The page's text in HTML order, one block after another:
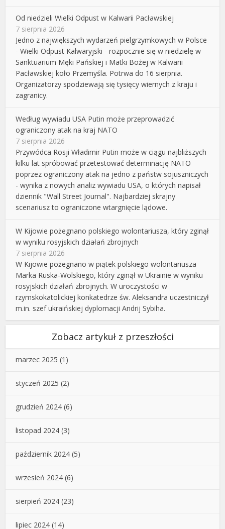
Od niedzieli Wielki Odpust w Kalwarii Pacławskiej
7 sierpnia 2026
Jedno z największych wydarzeń pielgrzymkowych w Polsce
- Wielki Odpust Kalwaryjski - rozpocznie się w niedzielę w
Sanktuarium Męki Pańskiej i Matki Bożej w Kalwarii
Pacławskiej koło Przemyśla. Potrwa do 16 sierpnia.
Organizatorzy spodziewają się tysięcy wiernych z kraju i
zagranicy.
Według wywiadu USA Putin może przeprowadzić
ograniczony atak na kraj NATO
7 sierpnia 2026
Przywódca Rosji Władimir Putin może w ciągu najbliższych
kilku lat spróbować przetestować determinację NATO
poprzez ograniczony atak na jedno z państw sojuszniczych
- wynika z nowych analiz wywiadu USA, o których napisał
dziennik "Wall Street Journal". Najbardziej skrajny
scenariusz to ograniczone wtargnięcie lądowe.
W Kijowie pożegnano polskiego wolontariusza, który zginął
w wyniku rosyjskich działań zbrojnych
7 sierpnia 2026
W Kijowie pożegnano w piątek polskiego wolontariusza
Marka Ruska-Wolskiego, który zginął w Ukrainie w wyniku
rosyjskich działań zbrojnych. W uroczystości w
rzymskokatolickiej konkatedrze św. Aleksandra uczestniczył
m.in. szef ukraińskiej dyplomacji Andrij Sybiha.
Zobacz artykuł z przeszłości
marzec 2025 (1)
styczeń 2025 (2)
grudzień 2024 (6)
listopad 2024 (3)
październik 2024 (5)
wrzesień 2024 (6)
sierpień 2024 (23)
lipiec 2024 (14)